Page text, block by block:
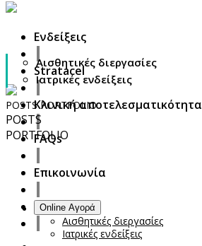
POSTSPORTFOLIO
POSTS
PORTFOLIO
Your Cart Is Empty!
Ενδείξεις
Αισθητικές διεργασίες
Ιατρικές ενδείξεις
Stratacel
Κλινική αποτελεσματικότητα
FAQs
Επικοινωνία
Online Αγορά
Ενδείξεις
Αισθητικές διεργασίες
Ιατρικές ενδείξεις